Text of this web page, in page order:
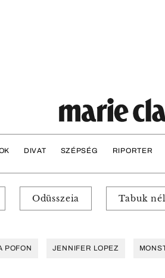
DIVAT SZÉPSÉG RIPORTER
Odüsszeia Tabuk
POFON JENNIFER LOPEZ